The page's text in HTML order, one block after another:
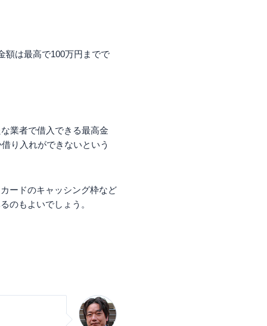
額は最高で100万円までで
業者で借入できる最高金
り入れができないという
ードのキャッシング枠など
のもよいでしょう。